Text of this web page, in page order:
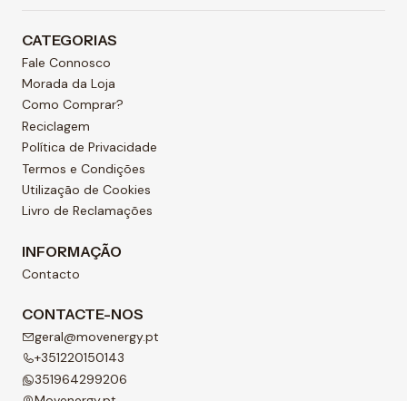
CATEGORIAS
Fale Connosco
Morada da Loja
Como Comprar?
Reciclagem
Política de Privacidade
Termos e Condições
Utilização de Cookies
Livro de Reclamações
INFORMAÇÃO
Contacto
CONTACTE-NOS
geral@movenergy.pt
+351220150143
351964299206